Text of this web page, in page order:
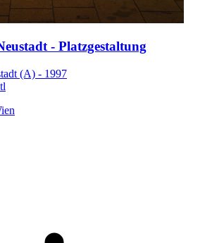
- Platzgestaltung
(A) - 1997